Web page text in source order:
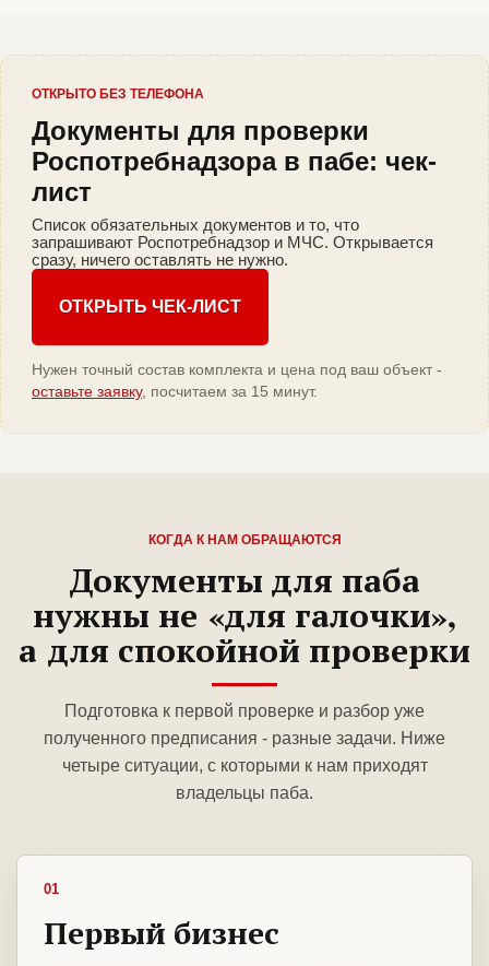
ОТКРЫТО БЕЗ ТЕЛЕФОНА
Документы для проверки
Роспотребнадзора в пабе: чек-
лист
Список обязательных документов и то, что
запрашивают Роспотребнадзор и МЧС. Открывается
сразу, ничего оставлять не нужно.
ОТКРЫТЬ ЧЕК-ЛИСТ
Нужен точный состав комплекта и цена под ваш объект -
оставьте заявку, посчитаем за 15 минут.
КОГДА К НАМ ОБРАЩАЮТСЯ
Документы для паба
нужны не «для галочки»,
а для спокойной проверки
Подготовка к первой проверке и разбор уже
полученного предписания - разные задачи. Ниже
четыре ситуации, с которыми к нам приходят
владельцы паба.
01
Первый бизнес